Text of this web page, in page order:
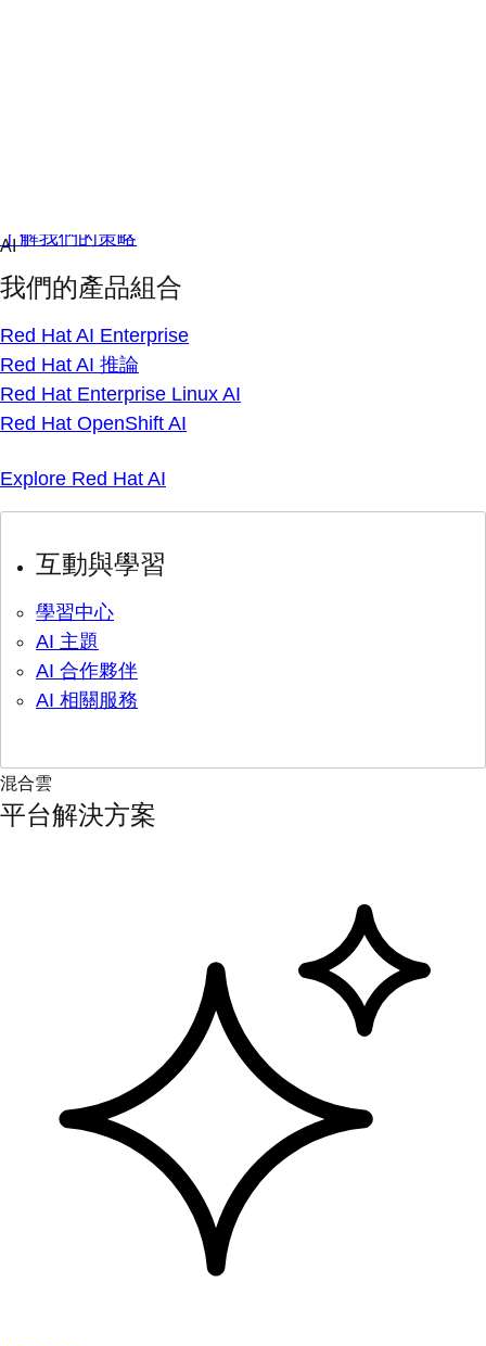
了解我們的策略
我們的產品組合
Red Hat AI Enterprise
Red Hat AI 推論
Red Hat Enterprise Linux AI
Red Hat OpenShift AI
Explore Red Hat AI
互動與學習
學習中心
AI 主題
AI 合作夥伴
AI 相關服務
混合雲
平台解決方案